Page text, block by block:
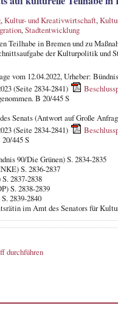
,Kultur- und Kreativwirtschaft,
,Stadtentwicklung
Teilhabe in Bremen und zu
der Kulturpolitik und
vom 12.04.2022, Urheber:
(Seite 2834-2841)
B 20/445 S
Senats (Antwort auf Große
(Seite 2834-2841)
445 S
90/Die Grünen) S. 2834-2835
S. 2836-2837
2837-2838
S. 2838-2839
2839-2840
im Amt des Senators für
durchführen